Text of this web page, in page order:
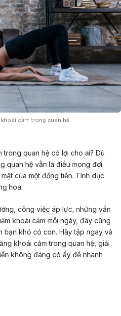
cảm trong quan hệ
trong quan hệ có lợi cho ai? Dù
quan hệ vẫn là điều mong đợi.
của một đồng tiền. Tình dục
hoa.
công việc áp lực, những vấn
khoái cảm mỗi ngày, đây cũng
bạn khó có con. Hãy tập ngay và
khoái cảm trong quan hệ, giải
không đáng có ấy để nhanh